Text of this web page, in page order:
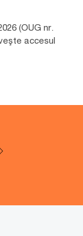
(OUG nr.
accesul